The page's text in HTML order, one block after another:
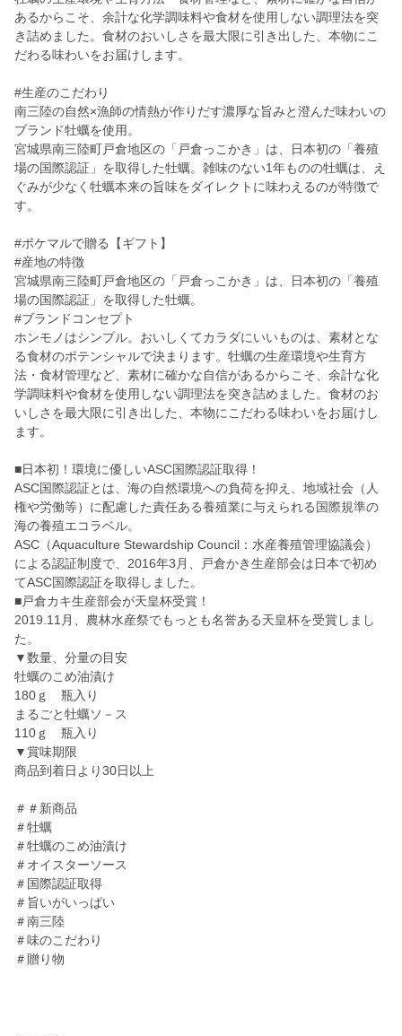
あるからこそ、余計な化学調味料や食材を使用しない調理法を突
き詰めました。食材のおいしさを最大限に引き出した、本物にこ
だわる味わいをお届けします。
#生産のこだわり
南三陸の自然×漁師の情熱が作りだす濃厚な旨みと澄んだ味わいの
ブランド牡蠣を使用。
宮城県南三陸町戸倉地区の「戸倉っこかき」は、日本初の「養殖
場の国際認証」を取得した牡蠣。雑味のない1年ものの牡蠣は、え
ぐみが少なく牡蠣本来の旨味をダイレクトに味わえるのが特徴で
す。
#ポケマルで贈る【ギフト】
#産地の特徴
宮城県南三陸町戸倉地区の「戸倉っこかき」は、日本初の「養殖
場の国際認証」を取得した牡蠣。
#ブランドコンセプト
ホンモノはシンプル。おいしくてカラダにいいものは、素材とな
る食材のポテンシャルで決まります。牡蠣の生産環境や生育方
法・食材管理など、素材に確かな自信があるからこそ、余計な化
学調味料や食材を使用しない調理法を突き詰めました。食材のお
いしさを最大限に引き出した、本物にこだわる味わいをお届けし
ます。
■日本初！環境に優しいASC国際認証取得！
ASC国際認証とは、海の自然環境への負荷を抑え、地域社会（人
権や労働等）に配慮した責任ある養殖業に与えられる国際規準の
海の養殖エコラベル。
ASC（Aquaculture Stewardship Council：水産養殖管理協議会）
による認証制度で、2016年3月、戸倉かき生産部会は日本で初め
てASC国際認証を取得しました。
■戸倉カキ生産部会が天皇杯受賞！
2019.11月、農林水産祭でもっとも名誉ある天皇杯を受賞しまし
た。
▼数量、分量の目安
牡蠣のこめ油漬け
180ｇ 瓶入り
まるごと牡蠣ソ－ス
110ｇ 瓶入り
▼賞味期限
商品到着日より30日以上
＃＃新商品
＃牡蠣
＃牡蠣のこめ油漬け
＃オイスターソース
＃国際認証取得
＃旨いがいっぱい
＃南三陸
＃味のこだわり
＃贈り物